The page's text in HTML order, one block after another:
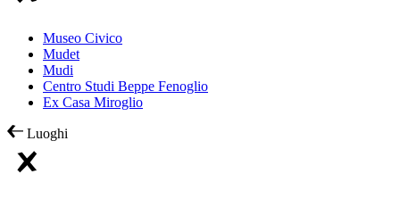
Museo Civico
Mudet
Mudi
Centro Studi Beppe Fenoglio
Ex Casa Miroglio
Luoghi